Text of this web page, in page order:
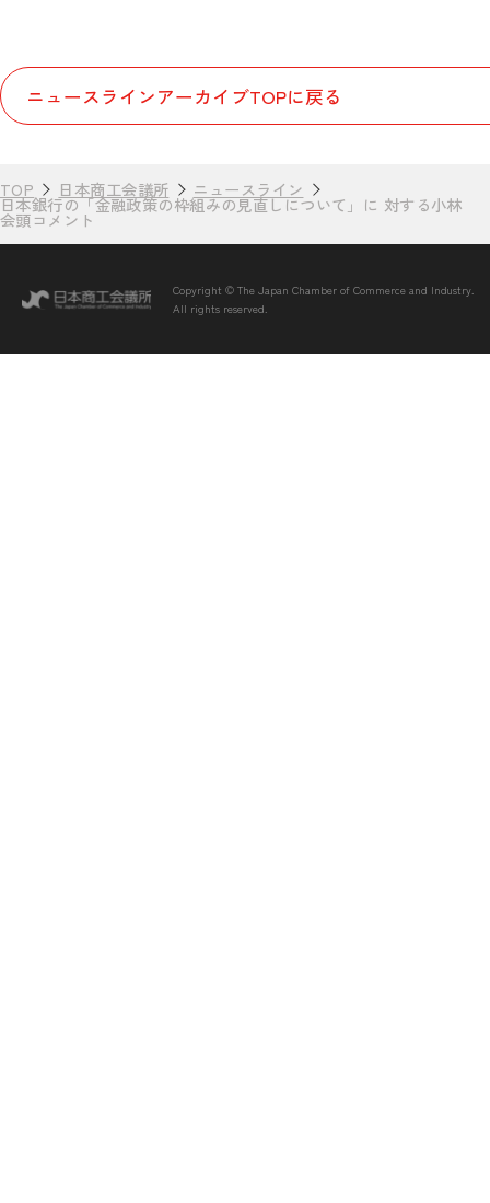
ニュースラインアーカイブTOPに戻る
TOP 日本商工会議所 ニュースライン
日本銀行の「金融政策の枠組みの見直しについて」に 対する小林
会頭コメント
Copyright © The Japan Chamber of Commerce and Industry.
All rights reserved.